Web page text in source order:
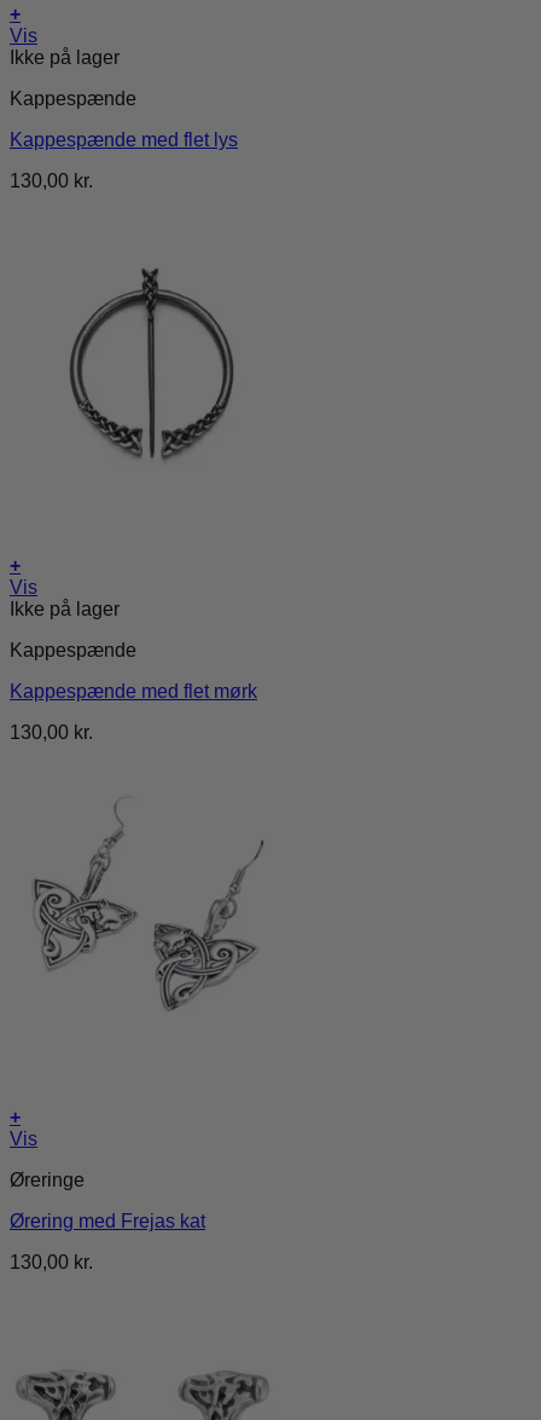
+
Vis
Ikke på lager
Kappespænde
Kappespænde med flet lys
130,00 kr.
+
Vis
Ikke på lager
Kappespænde
Kappespænde med flet mørk
130,00 kr.
+
Vis
Øreringe
Ørering med Frejas kat
130,00 kr.